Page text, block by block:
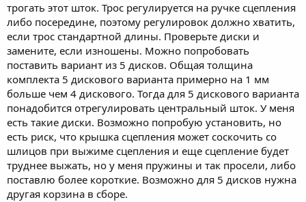
трогать этот шток. Трос регулируется на ручке сцепления
либо посередине, поэтому регулировок должно хватить,
если трос стандартной длины. Проверьте диски и
замените, если изношены. Можно попробовать
поставить вариант из 5 дисков. Общая толщина
комплекта 5 дискового варианта примерно на 1 мм
больше чем 4 дискового. Тогда для 5 дискового варианта
понадобится отрегулировать центральный шток. У меня
есть такие диски. Возможно попробую установить, но
есть риск, что крышка сцепления может соскочить со
шлицов при выжиме сцепления и еще сцепление будет
труднее выжать, но у меня пружины и так просели, либо
поставлю более короткие. Возможно для 5 дисков нужна
другая корзина в сборе.